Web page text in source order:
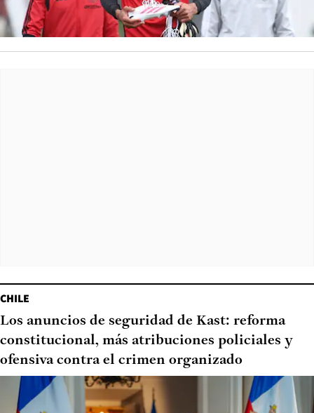
CHILE
Los anuncios de seguridad de Kast: reforma
constitucional, más atribuciones policiales y
ofensiva contra el crimen organizado